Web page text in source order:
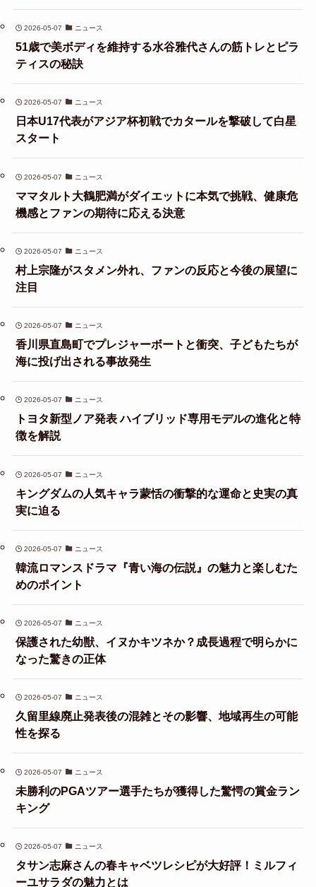
2026-05-07 ニュース
51歳で美ボディを維持する水谷雅代さんの筋トレとピラ
ティスの秘訣
2026-05-07 ニュース
日本U17代表がアジア杯初戦でカタールを撃破して白星
スタート
2026-05-07 ニュース
ママタルト大鶴肥満がダイエットに本気で挑戦、健康危
機感とファンの期待に応える決意
2026-05-07 ニュース
村上宗隆がスタメン外れ、ファンの反応と今後の展望に
注目
2026-05-07 ニュース
香川県直島町でプレジャーボートと衝突、子どもたちが
海に投げ出される事故発生
2026-05-07 ニュース
トヨタ新型ノア発表 ハイブリッド専用モデルの進化と特
徴を解説
2026-05-07 ニュース
キングダムの人気キャラ蒙恬の衝撃的な運命と史実の真
実に迫る
2026-05-07 ニュース
韓流ロマンスドラマ『青い海の伝説』の魅力と楽しむた
めのポイント
2026-05-07 ニュース
保護された幼獣、イヌかキツネか？成長過程で明らかに
なった驚きの正体
2026-05-07 ニュース
久留里線廃止発表後の混雑とその影響、地域再生の可能
性を探る
2026-05-07 ニュース
未勝利のPGAツアー選手たちが獲得した驚愕の賞金ラン
キング
2026-05-07 ニュース
タサン志麻さんの春キャベツレシピが大好評！ミルフィ
ーユサラダの魅力とは